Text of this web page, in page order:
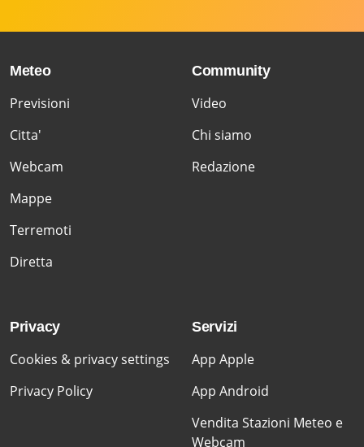
Meteo
Previsioni
Citta'
Webcam
Mappe
Terremoti
Diretta
Community
Video
Chi siamo
Redazione
Privacy
Cookies & privacy settings
Privacy Policy
Servizi
App Apple
App Android
Vendita Stazioni Meteo e
Webcam